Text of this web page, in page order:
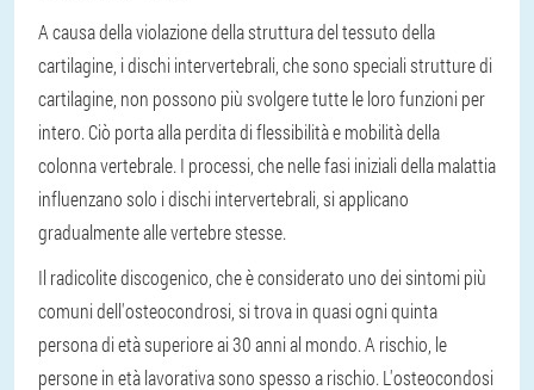
A causa della violazione della struttura del tessuto della
cartilagine, i dischi intervertebrali, che sono speciali strutture di
cartilagine, non possono più svolgere tutte le loro funzioni per
intero. Ciò porta alla perdita di flessibilità e mobilità della
colonna vertebrale. I processi, che nelle fasi iniziali della malattia
influenzano solo i dischi intervertebrali, si applicano
gradualmente alle vertebre stesse.
Il radicolite discogenico, che è considerato uno dei sintomi più
comuni dell'osteocondrosi, si trova in quasi ogni quinta
persona di età superiore ai 30 anni al mondo. A rischio, le
persone in età lavorativa sono spesso a rischio. L'osteocondosi